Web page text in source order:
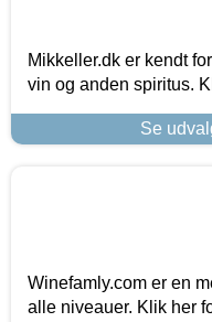
Mikkeller.dk er kendt
vin og anden spiritus.
Se
Winefamly.com er en
alle niveauer. Klik her